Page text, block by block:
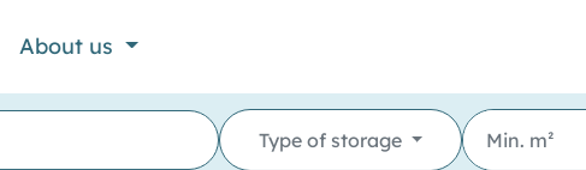
About us
Type of storage